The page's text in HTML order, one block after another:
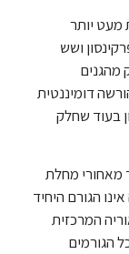
מעט יותר
ושש
מהגנים
דומיננטית
בעוד שחלק
מאחורי מחלת
הגורם היחיד
המרכזית
הגורמים